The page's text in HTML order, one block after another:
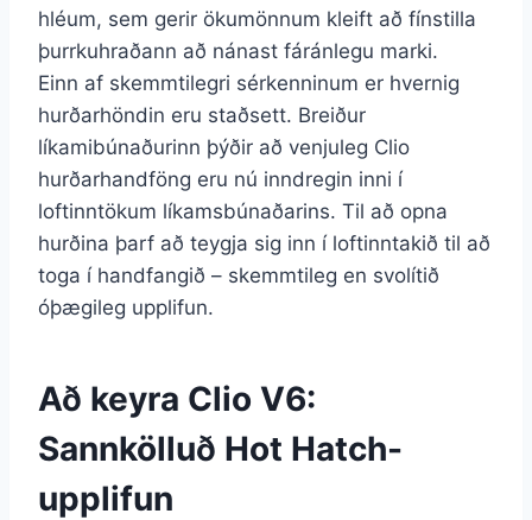
hléum, sem gerir ökumönnum kleift að fínstilla
þurrkuhraðann að nánast fáránlegu marki.
Einn af skemmtilegri sérkenninum er hvernig
hurðarhöndin eru staðsett. Breiður
líkamibúnaðurinn þýðir að venjuleg Clio
hurðarhandföng eru nú inndregin inni í
loftinntökum líkamsbúnaðarins. Til að opna
hurðina þarf að teygja sig inn í loftinntakið til að
toga í handfangið – skemmtileg en svolítið
óþægileg upplifun.
Að keyra Clio V6:
Sannkölluð Hot Hatch-
upplifun